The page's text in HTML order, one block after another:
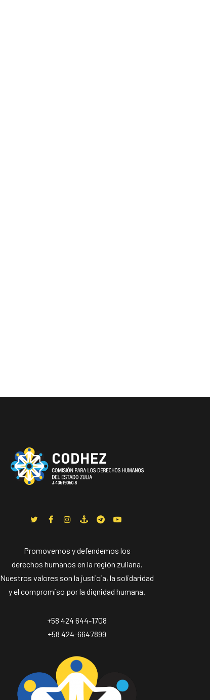
Promovemos y defendemos los
derechos humanos en la región zuliana.
Nuestros valores son la justicia, la solidaridad
y el compromiso por la dignidad humana.
+58 424 644-1708
+58 424-6647899